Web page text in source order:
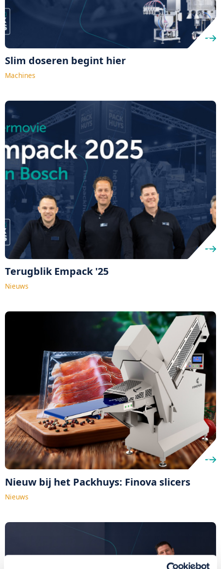
Slim doseren begint hier
Machines
Terugblik Empack '25
Nieuws
Nieuw bij het Packhuys: Finova slicers
Nieuws